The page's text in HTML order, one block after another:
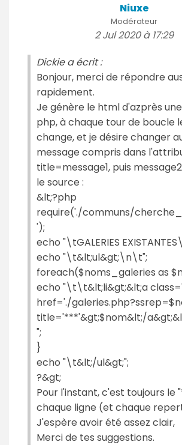
Niuxe
Modérateur
2 Jul 2020 à 17:29
Dickie a écrit :
Bonjour, merci de répondre
rapidement.
Je génère le html d'azprès
php, à chaque tour de boucle
change, et je désire changer
message compris dans
title=message1, puis
le source :
&lt;?php
require('./communs/
');
echo "\tGALERIES
echo "\t&lt;ul&gt;\n\t";
foreach($noms_galeries as
echo "\t\t&lt;li&gt;&lt;a
href='./
title='***'&gt;$nom&lt;/
";
}
echo "\t&lt;/ul&gt;";
?&gt;
Pour l'instant, c'est toujours le
chaque ligne (et chaque
J'espère avoir été assez clair,
Merci de tes suggestions.